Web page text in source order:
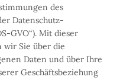
des
Datenschutz-
GVO“). Mit dieser
wir Sie über die
Daten und über Ihre
Geschäftsbeziehung